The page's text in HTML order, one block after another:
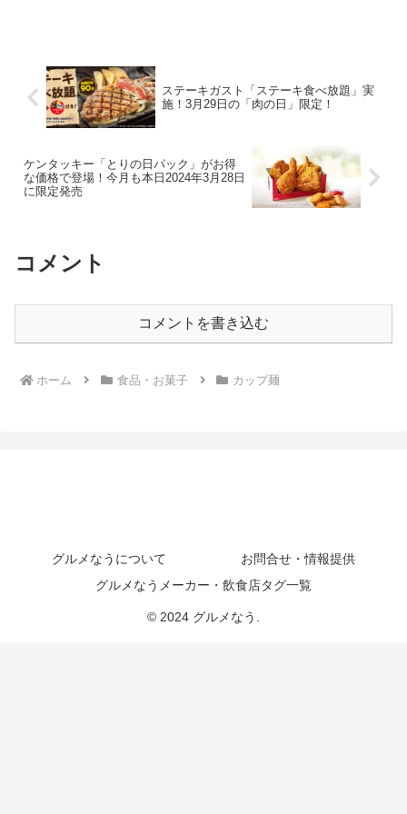
ステーキガスト「ステーキ食べ放題」実
施！3月29日の「肉の日」限定！
ケンタッキー「とりの日パック」がお得
な価格で登場！今月も本日2024年3月28日
に限定発売
コメント
コメントを書き込む
ホーム 食品・お菓子 カップ麺
グルメなうについて
お問合せ・情報提供
グルメなうメーカー・飲食店タグ一覧
© 2024 グルメなう.